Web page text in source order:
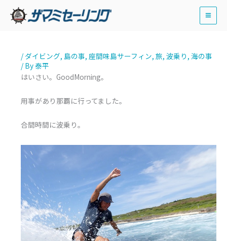
/ ダイビング, 島の事,座間味島サーフィン,旅,波乗り ,海の事
/ By泰平
はいさい。GoodMorning。
用事があり那覇に行ってました。
合間時間に波乗り。